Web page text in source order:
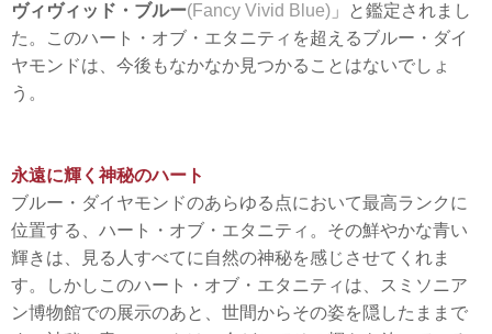
ヴィヴィッド・ブルー(Fancy Vivid Blue) 」と鑑定されまし
た。このハート・オブ・エタニティを超えるブルー・ダイ
ヤモンドは、今後もなかなか見つかることはないでしょ
う。
永遠に輝く神秘のハート
ブルー・ダイヤモンドのあらゆる点において最高ランクに
位置する、ハート・オブ・エタニティ。その鮮やかな青い
輝きは、見る人すべてに自然の神秘を感じさせてくれま
す。しかしこのハート・オブ・エタニティは、スミソニア
ン博物館での展示のあと、世間からその姿を隠したままで